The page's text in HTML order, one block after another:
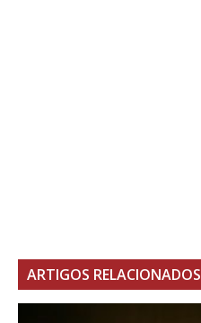
ARTIGOS RELACIONADOS